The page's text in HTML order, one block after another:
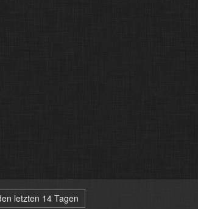
letzten 14 Tagen